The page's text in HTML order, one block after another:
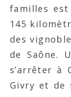
familles est
145
des
de Saône.
s’arrêter à
Givry et de